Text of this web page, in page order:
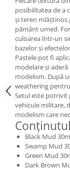
Vallejo Auxiliaries
Vallejo Acrylic
Vopsea la sticluta
Vallejo Liquid Gold
Vallejo Surface
Vallejo
Vallejo Model
Vallejo Metal Color
AK Interactive
Vopsea Chrome
Creioane
Auxiliare
posibilitatea de a
și teren mlăștinos
pământ umed.
culoarea într-un
bazelor și
Pastele pot fi
modelare și
modelism. După
weathering
Setul este potrivit
vehicule militare,
modelism care
Black Mud
Swamp Mud
Green Mud
Dark Brown